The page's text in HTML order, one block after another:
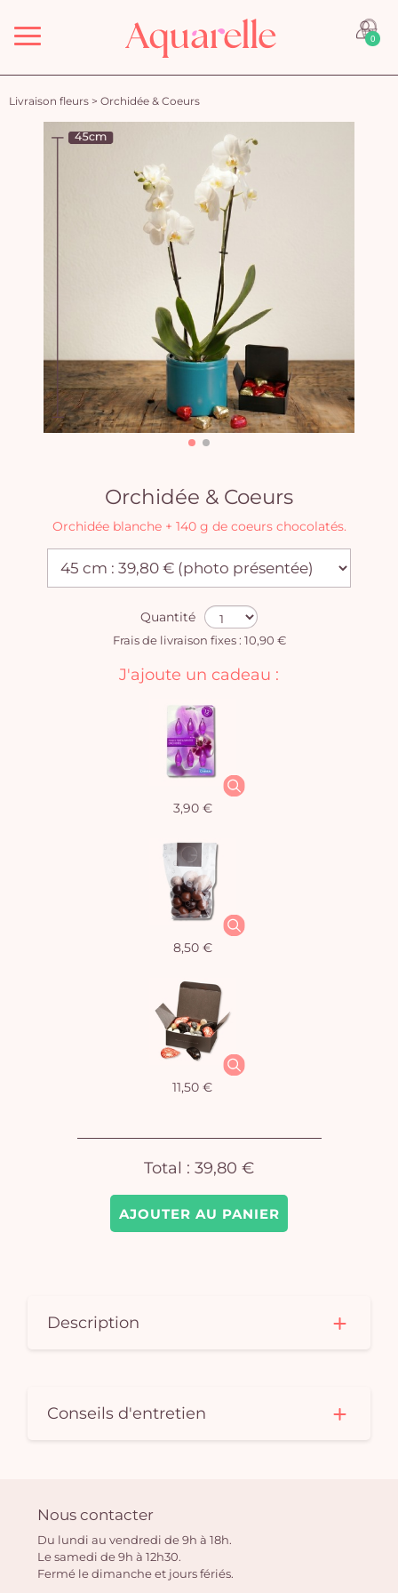
Menu 0
Livraison fleurs > Orchidée & Coeurs
Orchidée & Coeurs
Orchidée blanche + 140 g de coeurs chocolatés.
Quantité
Frais de livraison fixes : 10,90 €
AJOUTER AU PANIER
J'ajoute un cadeau :
3,90 €
8,50 €
11,50 €
Total : 39,80 €
Description
Conseils d'entretien
Nous contacter
Du lundi au vendredi de 9h à 18h.
Le samedi de 9h à 12h30.
Fermé le dimanche et jours fériés.